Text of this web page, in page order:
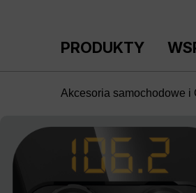
PRODUKTY
Akcesoria samochodowe i
Pomiń galerię zdjęć